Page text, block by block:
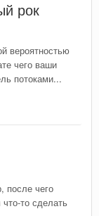
рок
вероятностью
чего ваши
потоками...
после чего
то сделать